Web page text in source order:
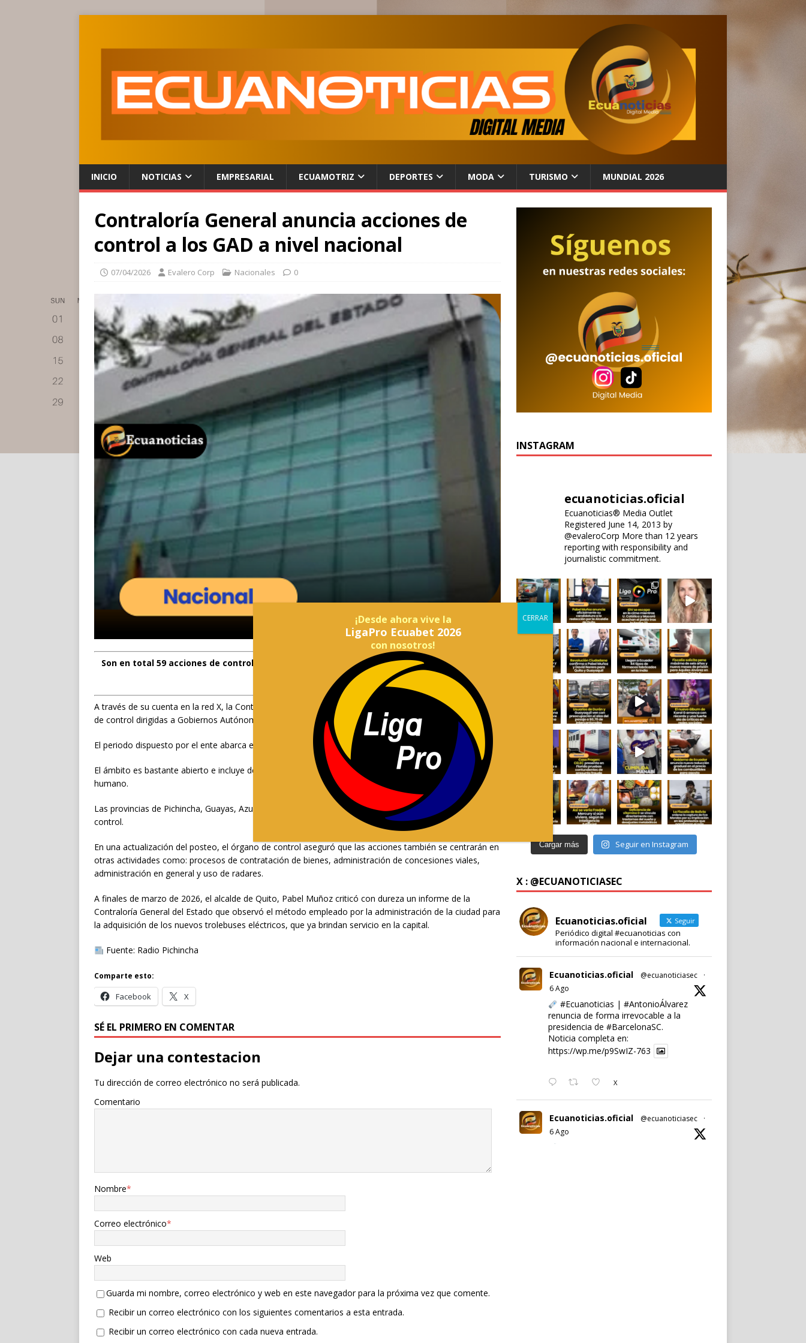
INICIO NOTICIAS EMPRESARIAL ECUAMOTRIZ DEPORTES MODA TURISMO MUNDIAL 2026
Contraloría General anuncia acciones de
control a los GAD a nivel nacional
07/04/2026 Evalero Corp Nacionales 0
Son en total 59 acciones de control en 18 provincias del Ecuador. Guayas y Pichincha están
A través de su cuenta en la red X, la Contraloría General del Estado anunció el desarrollo de 59 acciones
de control dirigidas a Gobiernos Autónomos Descentralizados del Ecuador, (GAD).
El periodo dispuesto por el ente abarca entre enero de 2020 y marzo de 2026.
El ámbito es bastante abierto e incluye desde procesos de contratación pública a gestión del talento
humano.
Las provincias de Pichincha, Guayas, Azuay y Orellana, son las que más GAD incluyen en la acción de
control.
En una actualización del posteo, el órgano de control aseguró que las acciones también se centrarán en
otras actividades como: procesos de contratación de bienes, administración de concesiones viales,
administración en general y uso de radares.
A finales de marzo de 2026, el alcalde de Quito, Pabel Muñoz criticó con dureza un informe de la
Contraloría General del Estado que observó el método empleado por la administración de la ciudad para
la adquisición de los nuevos trolebuses eléctricos, que ya brindan servicio en la capital.
Fuente: Radio Pichincha
Comparte esto:
Facebook X
SÉ EL PRIMERO EN COMENTAR
Dejar una contestacion
Tu dirección de correo electrónico no será publicada.
Comentario
Nombre*
Correo electrónico*
Web
Guarda mi nombre, correo electrónico y web en este navegador para la próxima vez que comente.
Recibir un correo electrónico con los siguientes comentarios a esta entrada.
Recibir un correo electrónico con cada nueva entrada.
INSTAGRAM
ecuanoticias.oficial
Ecuanoticias® Media Outlet
Registered June 14, 2013 by
@evaleroCorp More than 12 years
reporting with responsibility and
journalistic commitment.
Cargar más Seguir en Instagram
X : @ECUANOTICIASEC
Ecuanoticias.oficial Seguir
Periódico digital #ecuanoticias con
información nacional e internacional.
Ecuanoticias.oficial @ecuanoticiasec
·
6 Ago
#Ecuanoticias | #AntonioÁlvarez
renuncia de forma irrevocable a la
presidencia de #BarcelonaSC.
Noticia completa en:
https://wp.me/p9SwIZ-763
X
Ecuanoticias.oficial @ecuanoticiasec
·
6 Ago
¡Desde ahora vive la
LigaPro Ecuabet 2026
con nosotros!